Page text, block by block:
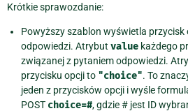
Krótkie sprawozdanie:
Powyższy szablon wyświetla przycisk
odpowiedzi. Atrybut value każdego
związanej z pytaniem odpowiedzi.
przycisku opcji to "choice". To
jeden z przycisków opcji i wyśle
POST choice=#, gdzie # jest ID